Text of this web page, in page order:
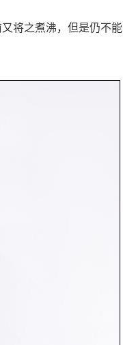
将之煮沸，但是仍不能